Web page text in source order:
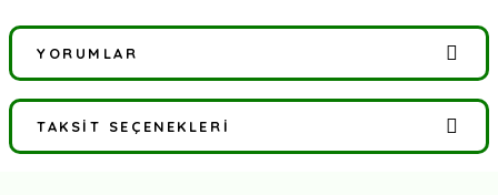
YORUMLAR
Bu ürüne ilk yorumu siz yapın!
TAKSIT SEÇENEKLERI